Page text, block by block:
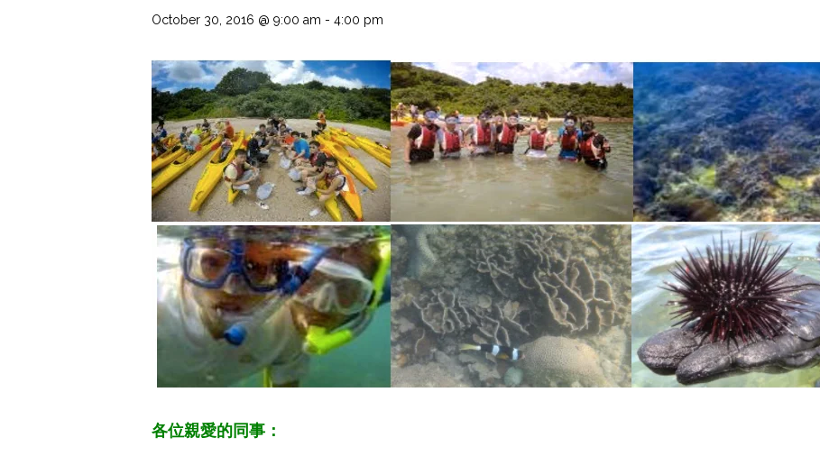
October 30, 2016 @ 9:00 am - 4:00 pm
各位親愛的同事：